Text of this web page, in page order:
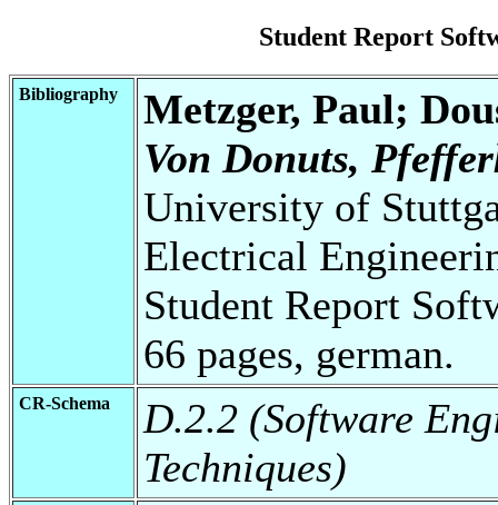
Student Report
Bibliography
Metzger, Paul;
Von Donuts,
University of
Electrical
Student Report
66 pages, german.
CR-Schema
D.2.2 (Software
Techniques)